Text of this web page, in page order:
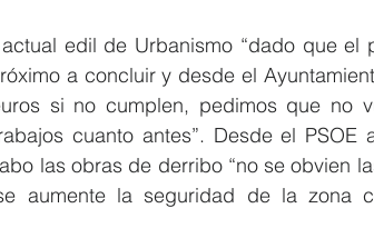
edil de Urbanismo “dado que el
a concluir y desde el
si no cumplen, pedimos que no
cuanto antes”. Desde el PSOE
las obras de derribo “no se obvien
aumente la seguridad de la zona